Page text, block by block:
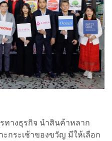
างธุรกิจ นำสินค้าหลาก
ะกระเช้าของขวัญ มีให้เลือก